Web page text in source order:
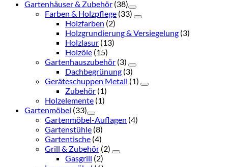
Gartenhäuser & Zubehör (38)
Farben & Holzpflege (33)
Holzfarben (2)
Holzgrundierung & Versiegelung (3)
Holzlasur (13)
Holzöle (15)
Gartenhauszubehör (3)
Dachbegrünung (3)
Geräteschuppen Metall (1)
Zubehör (1)
Holzelemente (1)
Gartenmöbel (33)
Gartenmöbel-Auflagen (4)
Gartenstühle (8)
Gartentische (4)
Grill & Zubehör (2)
Gasgrill (2)